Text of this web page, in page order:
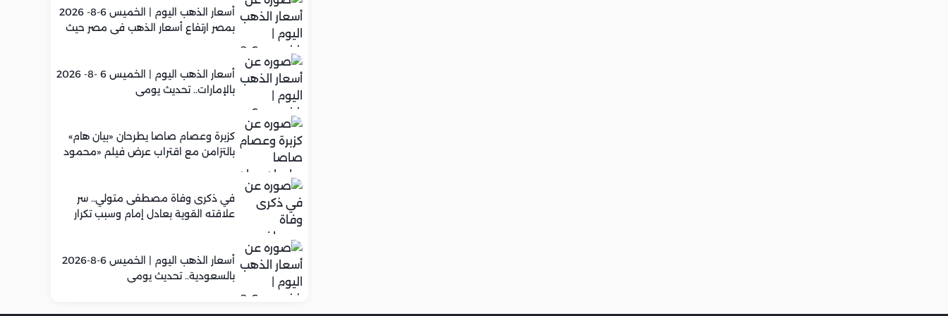
أسعار الذهب اليوم | الخميس 6-8- 2026
بمصر ارتفاع أسعار الذهب في مصر حيث
أسعار الذهب اليوم | الخميس 6 -8- 2026
بالإمارات.. تحديث يومي
كزبرة وعصام صاصا يطرحان «بيان هام»
بالتزامن مع اقتراب عرض فيلم «محمود
في ذكرى وفاة مصطفى متولي.. سر
علاقته القوية بعادل إمام وسبب تكرار
أسعار الذهب اليوم | الخميس 6-8-2026
بالسعودية.. تحديث يومي